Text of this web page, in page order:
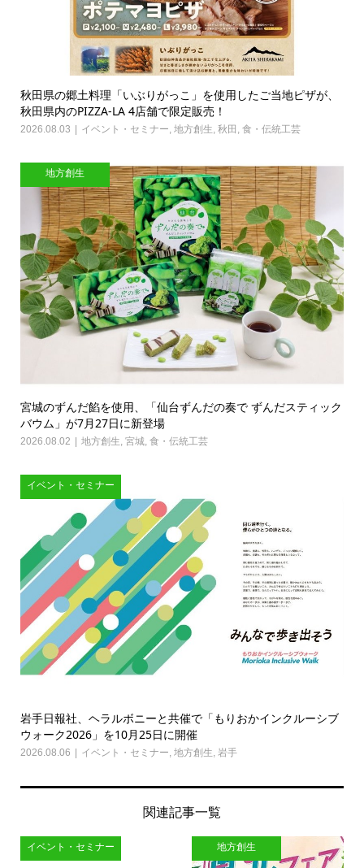
秋田県の郷土料理「いぶりがっこ」を使用したご当地ピザが、
秋田県内のPIZZA-LA 4店舗で限定販売！
2026.08.03 イベント・セミナー, 地方創生, 秋田 , 食・伝統工芸
地方創生
宮城のずんだ餡を使用、「仙台ずんだの奏で ずんだスティック
バウム」が7月27日に新登場
2026.08.02 地方創生 宮城 食・伝統工芸
イベント・セミナー
岩手日報社、ヘラルボニーと共催で「もりおかインクルーシブ
ウォーク2026」を10月25日に開催
2026.08.06 イベント・セミナー, 地方創生, 岩手
関連記事一覧
イベント・セミナー 地方創生